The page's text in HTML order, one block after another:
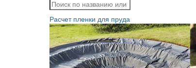
Расчет пленки для пруда